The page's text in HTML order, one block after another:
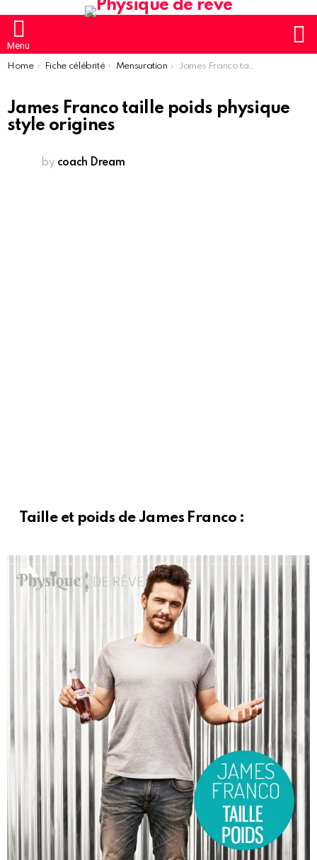
Menu
You are here:
Home Fiche célébrité Mensuration James Franco taille poids physique style origines
James Franco taille poids physique
style origines
by coach Dream
Taille et poids de James Franco :